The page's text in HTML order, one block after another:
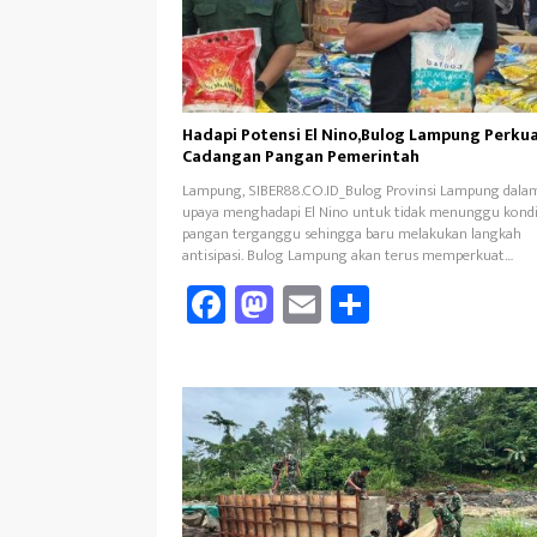
Hadapi Potensi El Nino,Bulog Lampung
Cadangan Pangan Pemerintah
Lampung, SIBER88.CO.ID_Bulog Provinsi Lampung
upaya menghadapi El Nino untuk tidak menunggu
pangan terganggu sehingga baru melakukan langkah
antisipasi. Bulog Lampung akan terus memperkuat…
Fa
ce
b
oo
k
M
as
to
d
o
n
E
m
ail e